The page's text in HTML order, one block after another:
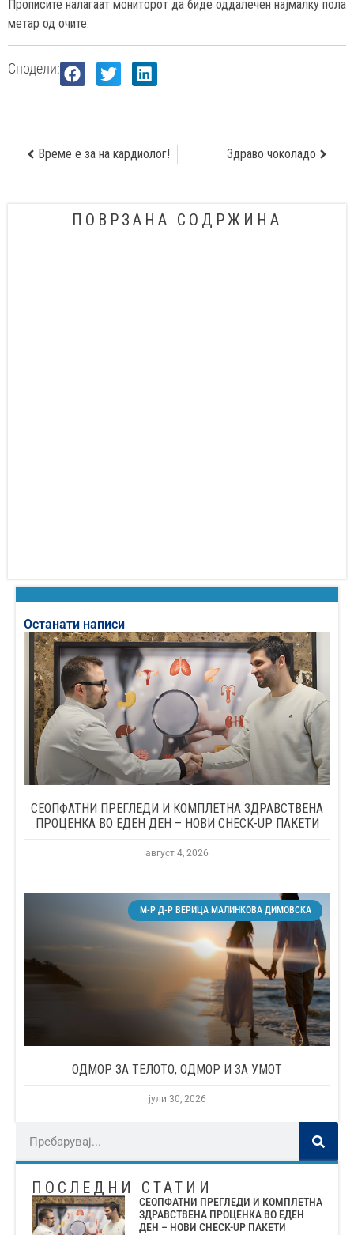
Прописите налагаат мониторот да биде оддалечен најмалку пола
метар од очите.
Сподели:
Време е за на кардиолог! Здраво чоколадо
ПОВРЗАНА СОДРЖИНА
Останати написи
СЕОПФАТНИ ПРЕГЛЕДИ И КОМПЛЕТНА ЗДРАВСТВЕНА
ПРОЦЕНКА ВО ЕДЕН ДЕН – НОВИ CHECK-UP ПАКЕТИ
август 4, 2026
М-Р Д-Р ВЕРИЦА МАЛИНКОВА ДИМОВСКА
ОДМОР ЗА ТЕЛОТО, ОДМОР И ЗА УМОТ
јули 30, 2026
ПОСЛЕДНИ СТАТИИ
СЕОПФАТНИ ПРЕГЛЕДИ И КОМПЛЕТНА
ЗДРАВСТВЕНА ПРОЦЕНКА ВО ЕДЕН
ДЕН – НОВИ CHECK-UP ПАКЕТИ